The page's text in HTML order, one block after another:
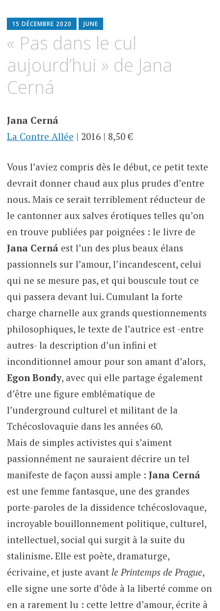
15 DÉCEMBRE 2020 JUNE
« Pas dans le cul
aujourd’hui » de Jana
Cerná
Jana Cerná
La Contre Allée | 2016 | 8,50 €
Vous l’aviez compris dès le début, ce petit texte
devrait donner chaud aux plus prudes d’entre
nous. Mais ce serait terriblement réducteur de
le cantonner aux salves érotiques telles qu’on
en trouve publiées par poignées : le livre de
Jana Cernáest l’un des plus beaux élans
passionnels sur l’amour, l’incandescent, celui
qui ne se mesure pas, et qui bouscule tout ce
qui passera devant lui. Cumulant la forte
charge charnelle aux grands questionnements
philosophiques, le texte de l’autrice est -entre
autres- la description d’un infini et
inconditionnel amour pour son amant d’alors,
Egon Bondy, avec qui elle partage également
d’être une figure emblématique de
l’underground culturel et militant de la
Tchécoslovaquie dans les années 60.
Mais de simples activistes qui s’aiment
passionnément ne sauraient décrire un tel
manifeste de façon aussi ample : Jana Cerná
est une femme fantasque, une des grandes
porte-paroles de la dissidence tchécoslovaque,
incroyable bouillonnement politique, culturel,
intellectuel, social qui surgit à la suite du
stalinisme. Elle est poète, dramaturge,
écrivaine, et juste avant le Printemps de Prague,
elle signe une sorte d’ôde à la liberté comme on
en a rarement lu : cette lettre d’amour, écrite à